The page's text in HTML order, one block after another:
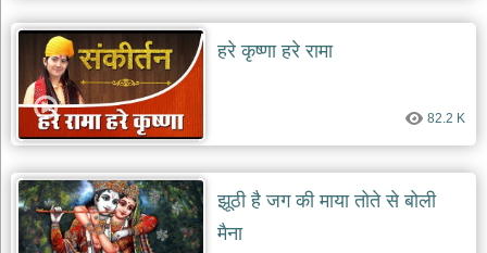
हरे कृष्णा हरे रामा
82.2 K
झूठी है जग की माया तोते से बोली
मैना